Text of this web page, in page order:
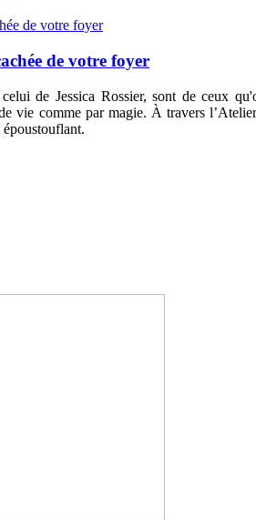
de votre foyer
de Jessica Rossier, sont de ceux
vie comme par magie. À travers